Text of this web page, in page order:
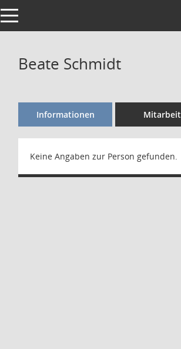
Toggle navigation
Beate Schmidt
Informationen Mitarbeit
Keine Angaben zur Person gefunden.